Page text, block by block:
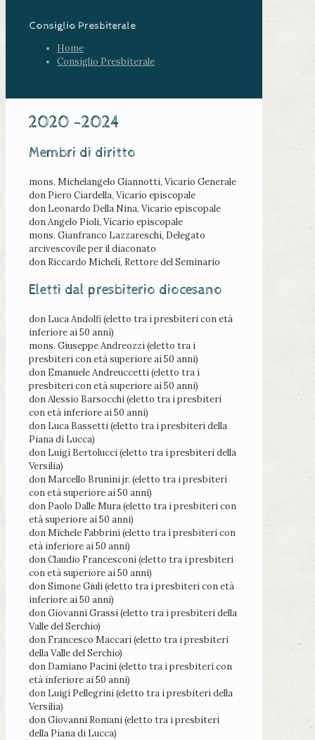
Consiglio Presbiterale
Home
Consiglio Presbiterale
2020 -2024
Membri di diritto
mons. Michelangelo Giannotti, Vicario Generale
don Piero Ciardella, Vicario episcopale
don Leonardo Della Nina, Vicario episcopale
don Angelo Pioli, Vicario episcopale
mons. Gianfranco Lazzareschi, Delegato
arcivescovile per il diaconato
don Riccardo Micheli, Rettore del Seminario
Eletti dal presbiterio diocesano
don Luca Andolfi (eletto tra i presbiteri con età
inferiore ai 50 anni)
mons. Giuseppe Andreozzi (eletto tra i
presbiteri con età superiore ai 50 anni)
don Emanuele Andreuccetti (eletto tra i
presbiteri con età superiore ai 50 anni)
don Alessio Barsocchi (eletto tra i presbiteri
con età inferiore ai 50 anni)
don Luca Bassetti (eletto tra i presbiteri della
Piana di Lucca)
don Luigi Bertolucci (eletto tra i presbiteri della
Versilia)
don Marcello Brunini jr. (eletto tra i presbiteri
con età superiore ai 50 anni)
don Paolo Dalle Mura (eletto tra i presbiteri con
età superiore ai 50 anni)
don Michele Fabbrini (eletto tra i presbiteri con
età inferiore ai 50 anni)
don Claudio Francesconi (eletto tra i presbiteri
con età superiore ai 50 anni)
don Simone Giuli (eletto tra i presbiteri con età
inferiore ai 50 anni)
don Giovanni Grassi (eletto tra i presbiteri della
Valle del Serchio)
don Francesco Maccari (eletto tra i presbiteri
della Valle del Serchio)
don Damiano Pacini (eletto tra i presbiteri con
età inferiore ai 50 anni)
don Luigi Pellegrini (eletto tra i presbiteri della
Versilia)
don Giovanni Romani (eletto tra i presbiteri
della Piana di Lucca)